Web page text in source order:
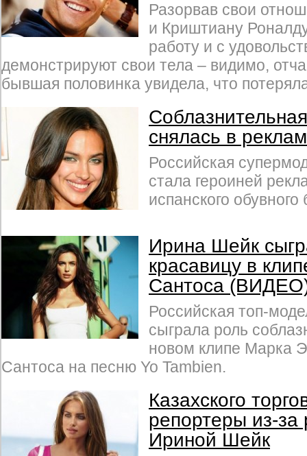
Разорвав свои
и Криштиану
работу и с
демонстрируют свои тела – видимо,
бывшая половинка увидела, что
снялась в
Российская
стала героиней
испанского
Ирина Шейк
красавицу в
Сантоса
Российская топ-
сыграла роль
новом клипе Марка
Сантоса на песню Yo Tambien.
Казахского
репортеры из-за
Ириной Шейк